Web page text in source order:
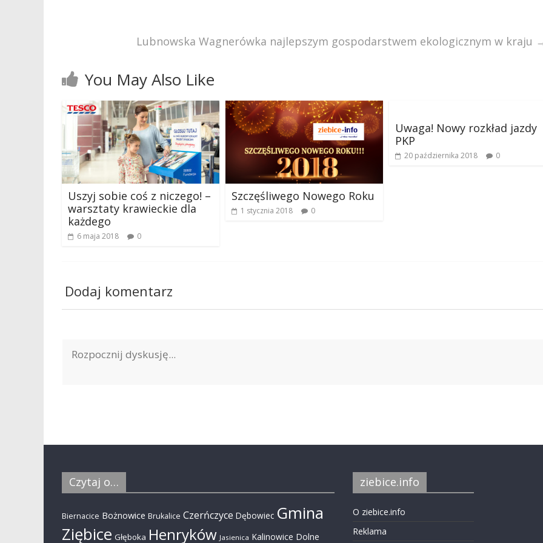
Lubnowska Wagnerówka najlepszym gospodarstwem ekologicznym w kraju
You May Also Like
Uszyj sobie coś z niczego! –
warsztaty krawieckie dla
każdego
6 maja 2018 0
Szczęśliwego Nowego Roku
1 stycznia 2018 0
Uwaga! Nowy rozkład jazdy
PKP
20 października 2018 0
Dodaj komentarz
Czytaj o…
Biernacice Bożnowice Brukalice Czerńczyce Dębowiec Gmina
Ziębice Głęboka Henryków Jasienica Kalinowice Dolne
ziebice.info
O ziebice.info
Reklama